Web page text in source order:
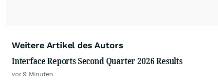
Weitere Artikel des Autors
Interface Reports Second Quarter 2026 Results
vor 9 Minuten